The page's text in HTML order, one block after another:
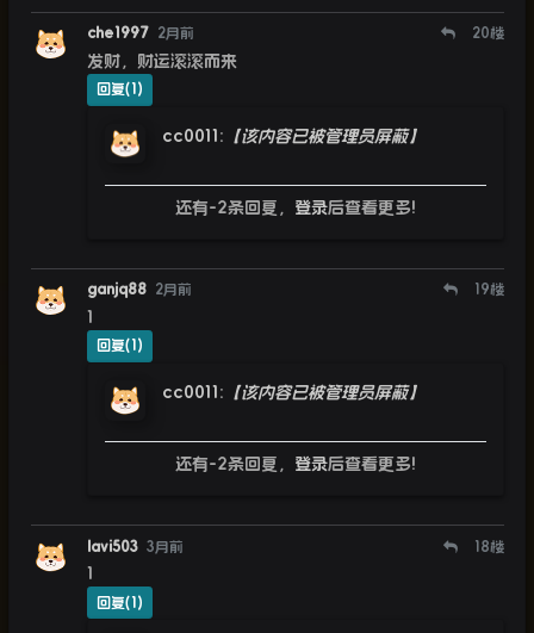
che1997 2月前 20楼
发财，财运滚滚而来
回复(1)
cc0011 : 【该内容已被管理员屏蔽】
还有-2条回复， 登录后查看更多!
ganjq88 2月前 19楼
1
回复(1)
cc0011 : 【该内容已被管理员屏蔽】
还有-2条回复， 登录后查看更多!
lavi503 3月前 18楼
1
回复(1)